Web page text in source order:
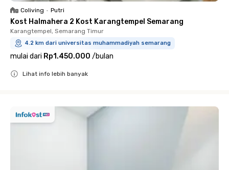
Coliving • Putri
Kost Halmahera 2 Kost Karangtempel Semarang
Karangtempel, Semarang Timur
4.2 km dari universitas muhammadiyah semarang
mulai dari Rp1.450.000 /bulan
Lihat info lebih banyak